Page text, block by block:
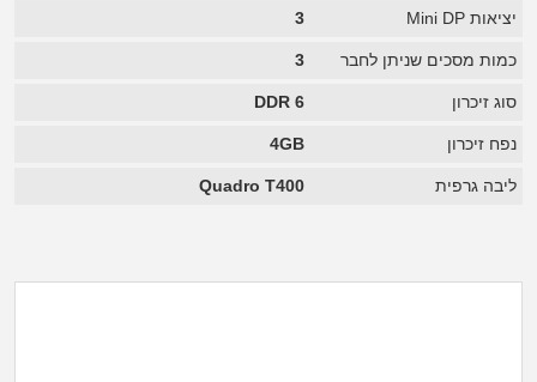
יציאות Mini DP 3
כמות מסכים שניתן לחבר 3
סוג זיכרון DDR 6
נפח זיכרון 4GB
ליבה גרפית Quadro T400